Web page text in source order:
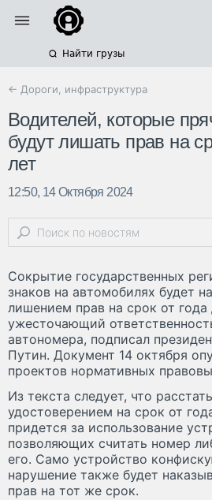
Найти грузы
← Дороги, инфраструктура
Водителей, которые
будут лишать прав на
лет
12:50, 14 Октября 2024
Сокрытие государственных
знаков на автомобилях будет
лишением прав на срок от года
ужесточающий
автономера, подписал
Путин. Документ 14 октября
проектов нормативных
Из текста следует, что
удостоверением на срок от
придется за использование
позволяющих считать номер
его. Само устройство
нарушение также будет
прав на тот же срок.